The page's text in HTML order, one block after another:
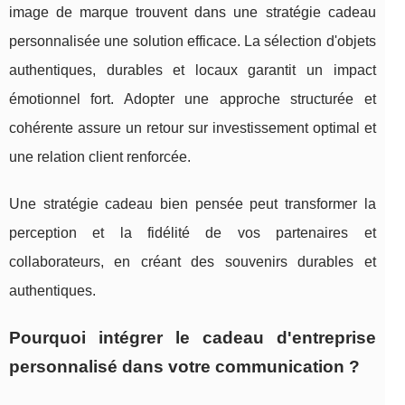
image de marque trouvent dans une stratégie cadeau
personnalisée une solution efficace. La sélection d'objets
authentiques, durables et locaux garantit un impact
émotionnel fort. Adopter une approche structurée et
cohérente assure un retour sur investissement optimal et
une relation client renforcée.
Une stratégie cadeau bien pensée peut transformer la
perception et la fidélité de vos partenaires et
collaborateurs, en créant des souvenirs durables et
authentiques.
Pourquoi intégrer le cadeau d'entreprise
personnalisé dans votre communication ?